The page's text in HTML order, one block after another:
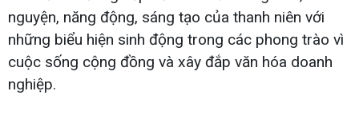
nguyện, năng động, sáng tạo của thanh niên với
những biểu hiện sinh động trong các phong trào vì
cuộc sống cộng đồng và xây đắp văn hóa doanh
nghiệp.